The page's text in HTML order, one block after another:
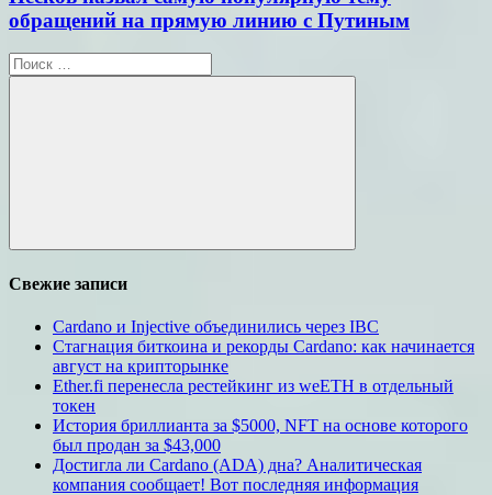
обращений на прямую линию с Путиным
Поиск
для:
Поиск
Свежие записи
Cardano и Injective объединились через IBC
Стагнация биткоина и рекорды Cardano: как начинается
август на крипторынке
Ether.fi перенесла рестейкинг из weETH в отдельный
токен
История бриллианта за $5000, NFT на основе которого
был продан за $43,000
Достигла ли Cardano (ADA) дна? Аналитическая
компания сообщает! Вот последняя информация